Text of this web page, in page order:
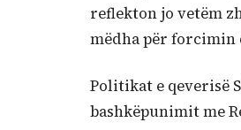
reflekton jo vetëm
mëdha për forcimin
Politikat e qeverisë
bashkëpunimit me